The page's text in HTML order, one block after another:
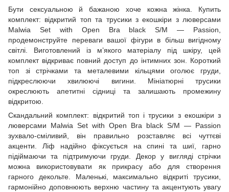
Бути сексуальною й бажаною хоче кожна жінка. Купить
комплект: відкритий топ та трусики з екошкіри з люверсами
Malwia Set with Open Bra black S/M — Passion,
продемонструйте переваги вашої фігури в більш вигідному
світлі. Виготовлений із м’якого матеріалу під шкіру, цей
комплект відкриває повний доступ до інтимних зон. Короткий
топ зі стрічками та металевими кільцями оголює груди,
підкреслюючи хвилюючі вигини. Мініатюрні трусики
окреслюють апетитні сідниці та залишають промежину
відкритою.
Скандальний комплект: відкритий топ і трусики з екошкіри з
люверсами Malwia Set with Open Bra black S/M — Passion
зухвало-сміливий, він правильно розставляє всі чуттєві
акценти. Ліф надійно фіксується на спині та шиї, гарно
підіймаючи та підтримуючи груди. Декор у вигляді стрічки
можна використовувати як прикрасу або для створення
гарного декольте. Маленькі, максимально відкриті трусики,
гармонійно доповнюють верхню частину та акцентують увагу